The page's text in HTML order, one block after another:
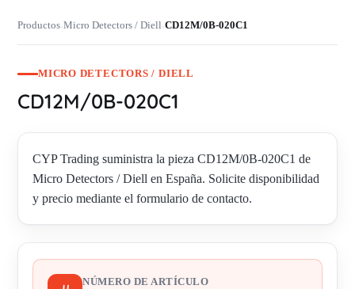
Productos›Micro Detectors / Diell›CD12M/0B-020C1
MICRO DETECTORS / DIELL
CD12M/0B-020C1
CYP Trading suministra la pieza CD12M/0B-020C1 de
Micro Detectors / Diell en España. Solicite disponibilidad
y precio mediante el formulario de contacto.
NÚMERO DE ARTÍCULO